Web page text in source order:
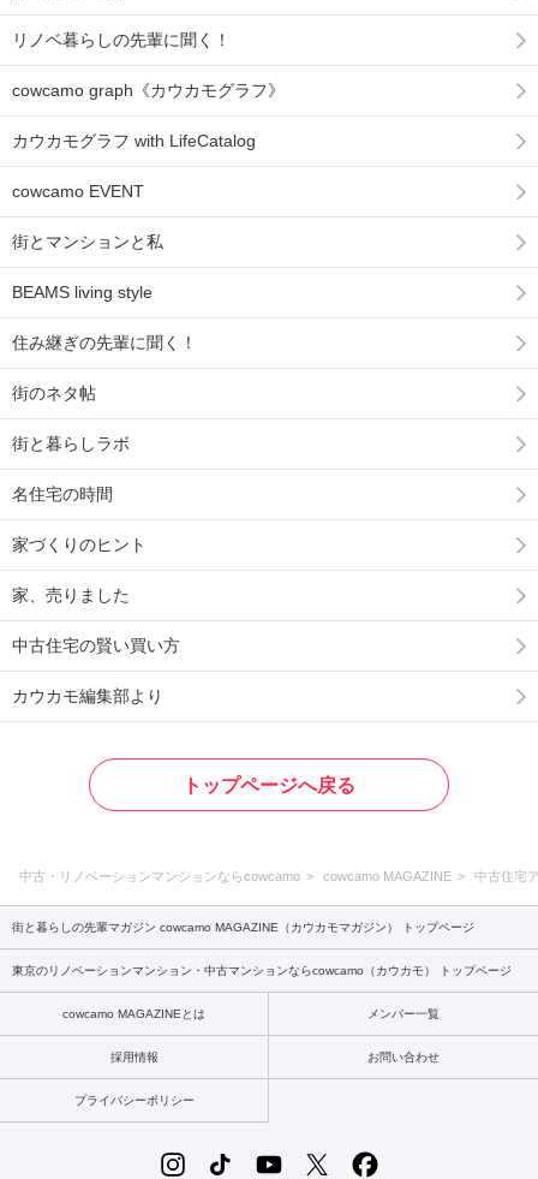
リノベ暮らしの先輩に聞く！
cowcamo graph《カウカモグラフ》
カウカモグラフ with LifeCatalog
cowcamo EVENT
街とマンションと私
BEAMS living style
住み継ぎの先輩に聞く！
街のネタ帖
街と暮らしラボ
名住宅の時間
家づくりのヒント
家、売りました
中古住宅の賢い買い方
カウカモ編集部より
トップページへ戻る
中古・リノベーションマンションならcowcamo cowcamo MAGAZINE 中古住宅
街と暮らしの先輩マガジン cowcamo MAGAZINE（カウカモマガジン） トップページ
東京のリノベーションマンション・中古マンションならcowcamo（カウカモ） トップページ
cowcamo MAGAZINEとは メンバー一覧
採用情報 お問い合わせ
プライバシーポリシー